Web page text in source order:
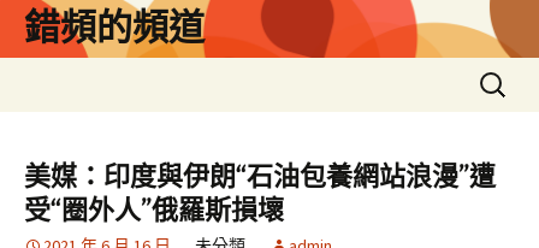
錯頻的頻道
搜
尋
鍵
字:
美媒：印度與伊朗“石油包養網站浪漫”遭
受“圈外人”俄羅斯損壞